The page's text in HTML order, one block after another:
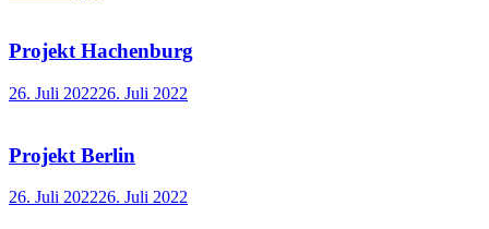
Projekt Hachenburg
26. Juli 202226. Juli 2022
Projekt Berlin
26. Juli 202226. Juli 2022